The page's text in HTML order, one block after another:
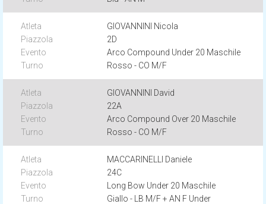
GIOVANNINI Nicola
2D
Arco Compound Under 20 Maschile
Rosso - CO M/F
GIOVANNINI David
22A
Arco Compound Over 20 Maschile
Rosso - CO M/F
MACCARINELLI Daniele
24C
Long Bow Under 20 Maschile
Giallo - LB M/F + AN F Under